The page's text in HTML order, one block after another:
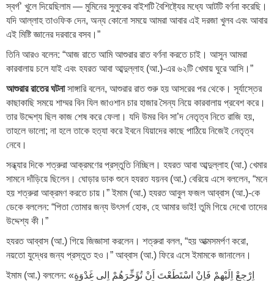
স্বর্গ’ খুলে দিয়েছিলাম — মুমিনের সুলুকের বাইশটি বৈশিষ্ট্যের মধ্যে আটটি বর্ণনা করেছি।
যদি আল্লাহ তাওফিক দেন, অন্য কোনো সময়ে আমরা আবার এই দরজা খুলব এবং আবার
এই মিষ্টি জ্ঞানের দরবারে বসব।”
তিনি আরও বলেন: “আজ রাতে আমি আশুরার রাত বর্ণনা করতে চাই। আসুন আমরা
কারবালায় চলে যাই এবং হযরত আবা আব্দুল্লাহ (আ.)-এর ৬২টি খেমায় ঘুরে আসি।”
আশুরার রাতের ঘটনাসাঙ্গারি বলেন, আশুরার রাত শুরু হয় আসরের পর থেকে। সূর্যাস্তের
কাছাকাছি সময়ে শাম্মর বিন যিল জাওশান চার হাজার সৈন্য নিয়ে কারবালায় প্রবেশ করে।
তার উদ্দেশ্য ছিল কাজ শেষ করে ফেলা। যদি উমর বিন সা’দ নেতৃত্ব নিতে রাজি হয়,
তাহলে ভালো; না হলে তাকে হত্যা করে ইবনে যিয়াদের কাছে পাঠিয়ে নিজেই নেতৃত্ব
নেবে।
সন্ধ্যার দিকে শত্রুরা আক্রমণের প্রস্তুতি নিচ্ছিল। হযরত আবা আব্দুল্লাহ (আ.) খেমার
সামনে দাঁড়িয়ে ছিলেন। ঘোড়ার ডাক শুনে হযরত যয়নব (আ.) বেরিয়ে এসে বললেন, “মনে
হয় শত্রুরা আক্রমণ করতে চায়।” ইমাম (আ.) হযরত আবুল ফজল আব্বাস (আ.)-কে
ডেকে বললেন: “পিতা তোমার জন্য উৎসর্গ হোক, হে আমার ভাই! তুমি গিয়ে দেখো তাদের
উদ্দেশ্য কী।”
হযরত আব্বাস (আ.) গিয়ে জিজ্ঞাসা করলেন। শত্রুরা বলল, “হয় আত্মসমর্পণ করো,
নয়তো যুদ্ধের জন্য প্রস্তুত হও।” আব্বাস (আ.) ফিরে এসে ইমামকে জানালেন।
ইমাম (আ.) বললেন: «اِرْجِعْ اِلَيْهِمْ فَاِنْ اسْتَطَعْتَ اَنْ تُؤَخِّرَهُمْ اِلى غَدْوَةٍ